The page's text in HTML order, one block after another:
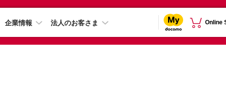
企業情報 法人のお客さま Online